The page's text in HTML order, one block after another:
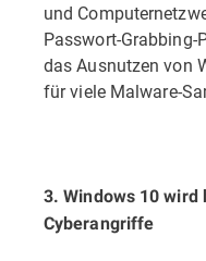
und
Passwort-
das Ausnutzen von
für viele Malware-
3. Windows 10
Cyberangriffe